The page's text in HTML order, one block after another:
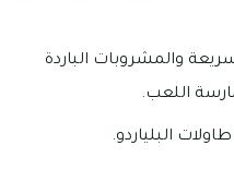
والمشروبات الباردة
اللعب.
البلياردو.